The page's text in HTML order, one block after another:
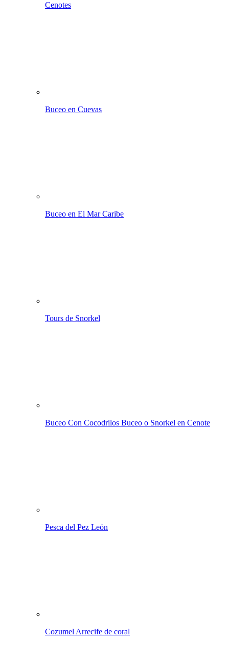
Cenotes
Buceo en Cuevas
Buceo en El Mar Caribe
Tours de Snorkel
Buceo Con Cocodrilos Buceo o Snorkel en Cenote
Pesca del Pez León
Cozumel Arrecife de coral